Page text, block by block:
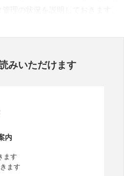
みいただけます
内
ます
ます